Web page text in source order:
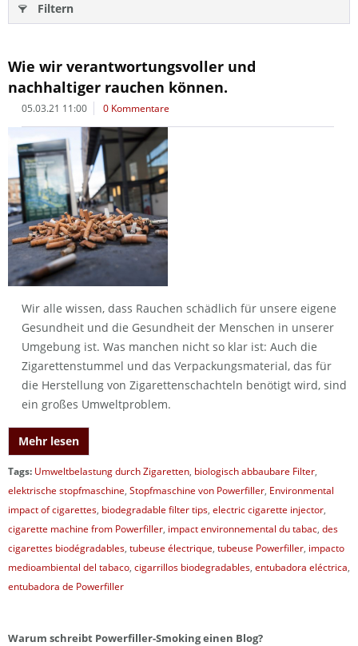
Filtern
Wie wir verantwortungsvoller und
nachhaltiger rauchen können.
05.03.21 11:00 0 Kommentare
Wir alle wissen, dass Rauchen schädlich für unsere eigene
Gesundheit und die Gesundheit der Menschen in unserer
Umgebung ist. Was manchen nicht so klar ist: Auch die
Zigarettenstummel und das Verpackungsmaterial, das für
die Herstellung von Zigarettenschachteln benötigt wird, sind
ein großes Umweltproblem.
Mehr lesen
Tags: Umweltbelastung durch Zigaretten, biologisch abbaubare Filter,
elektrische stopfmaschine, Stopfmaschine von Powerfiller, Environmental
impact of cigarettes, biodegradable filter tips, electric cigarette injector,
cigarette machine from Powerfiller, impact environnemental du tabac, des
cigarettes biodégradables, tubeuse électrique, tubeuse Powerfiller, impacto
medioambiental del tabaco, cigarrillos biodegradables, entubadora eléctrica,
entubadora de Powerfiller
Warum schreibt Powerfiller-Smoking einen Blog?